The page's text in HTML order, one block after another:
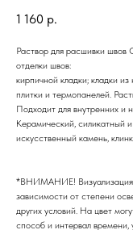
1 160 р.
Раствор для расшивки
отделки швов:
кирпичной кладки; кладки
плитки и термопанелей.
Подходит для
Керамический, силикатный
искусственный камень,
*ВНИМАНИЕ! Визуализация
зависимости от степени
других условий. На цвет
способ и интервал времени,